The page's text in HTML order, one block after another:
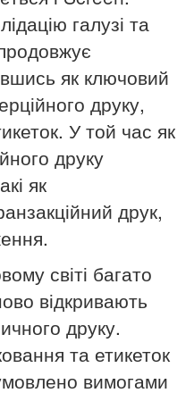
галузі та
як ключовий
друку,
У той час як
друку
як
друк,
світі багато
відкривають
друку.
та етикеток
вимогами